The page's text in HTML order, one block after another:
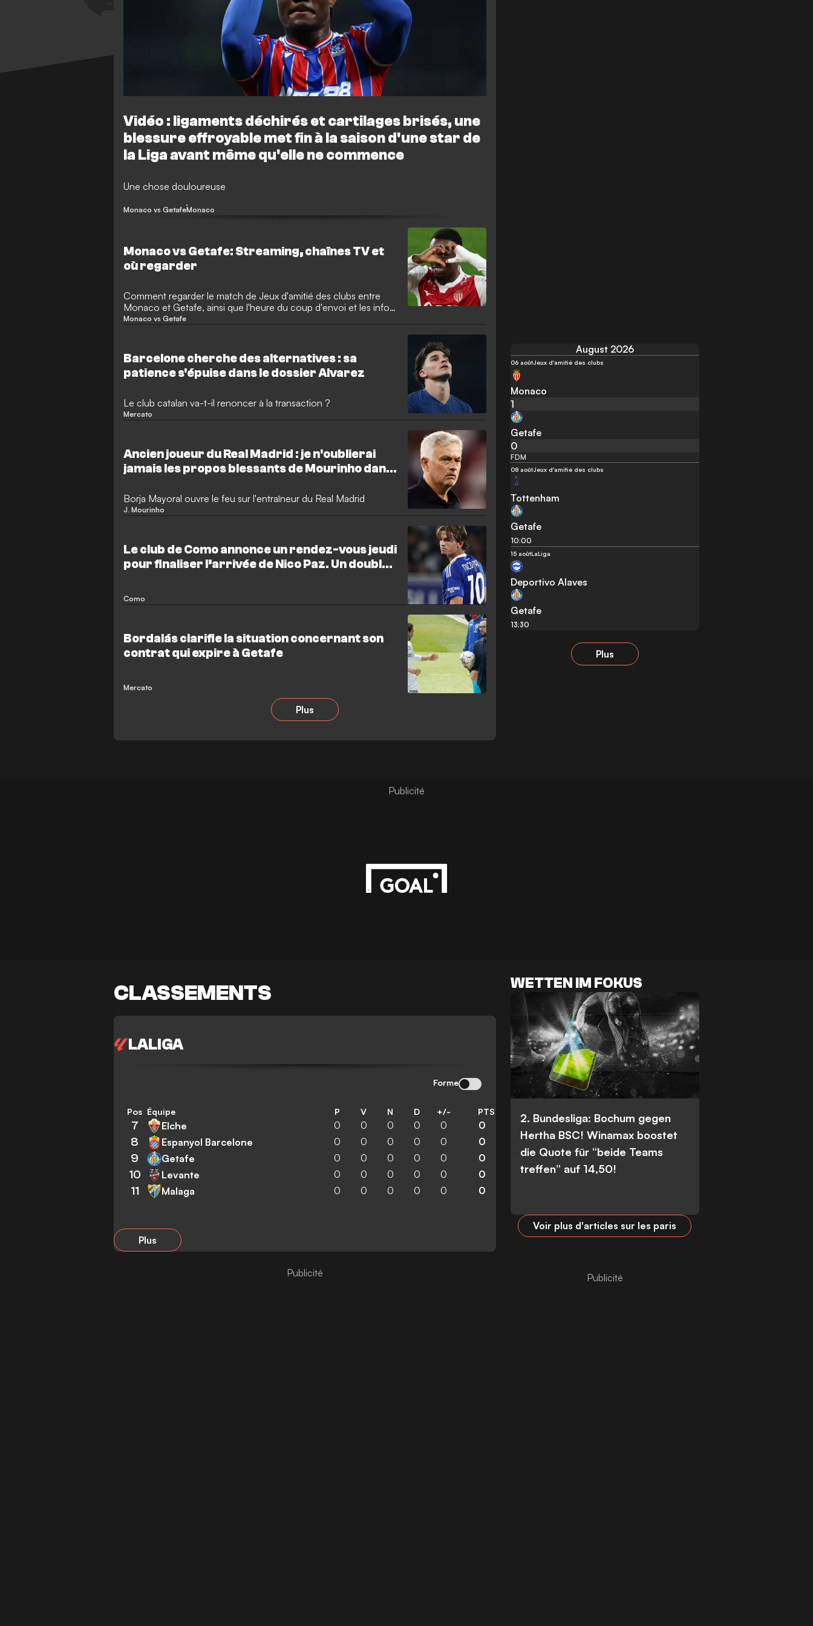
Vidéo : ligaments déchirés et cartilages brisés, une
blessure effroyable met fin à la saison d'une star de
la Liga avant même qu'elle ne commence
Une chose douloureuse
Monaco vs GetafeMonaco
Monaco vs Getafe: Streaming, chaînes TV et
où regarder
Comment regarder le match de Jeux d'amitié des clubs entre
Monaco et Getafe, ainsi que l'heure du coup d'envoi et les infos
sur les équipes.
Monaco vs Getafe
Barcelone cherche des alternatives : sa
patience s'épuise dans le dossier Alvarez
Le club catalan va-t-il renoncer à la transaction ?
Mercato
Ancien joueur du Real Madrid : je n'oublierai
jamais les propos blessants de Mourinho dans
Borja Mayoral ouvre le feu sur l'entraîneur du Real Madrid
J. Mourinho
Le club de Como annonce un rendez-vous jeudi
pour finaliser l’arrivée de Nico Paz. Un double
Como
Bordalás clarifie la situation concernant son
contrat qui expire à Getafe
Mercato
Plus
August 2026
06 aoûtJeux d'amitié des clubs
Monaco
1
Getafe
0
FDM
08 aoûtJeux d'amitié des clubs
Tottenham
Getafe
10:00
15 aoûtLaLiga
Deportivo Alaves
Getafe
13:30
Plus
CLASSEMENTS
LALIGA
Forme
Pos Équipe P V N D +/- PTS
7 Elche 0 0 0 0 0 0
8 Espanyol Barcelone 0 0 0 0 0 0
9 Getafe 0 0 0 0 0 0
10 Levante 0 0 0 0 0 0
11 Malaga 0 0 0 0 0 0
Plus
WETTEN IM FOKUS
2. Bundesliga: Bochum gegen
Hertha BSC! Winamax boostet
die Quote für “beide Teams
treffen” auf 14,50!
Voir plus d'articles sur les paris